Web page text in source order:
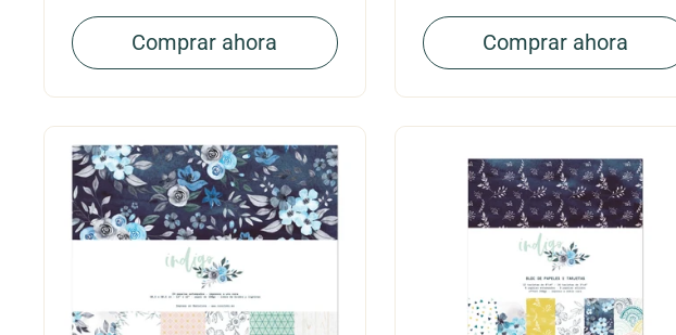
Comprar ahora Comprar ahora